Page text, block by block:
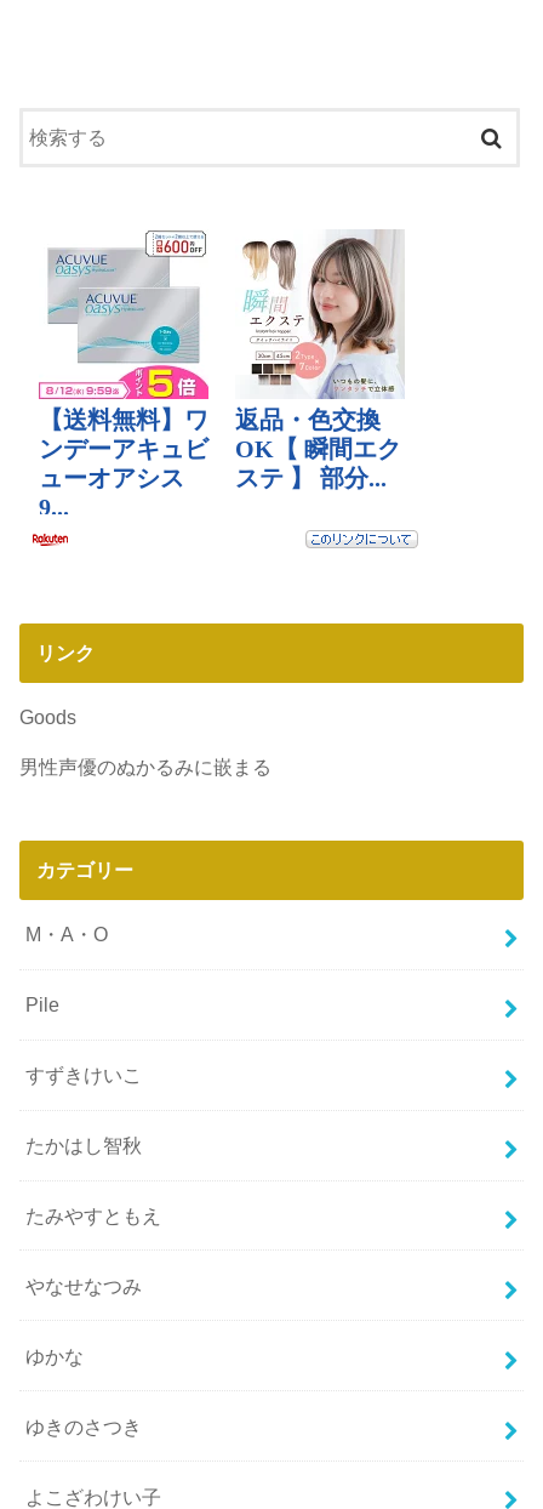
リンク
Goods
男性声優のぬかるみに嵌まる
カテゴリー
M・A・O
Pile
すずきけいこ
たかはし智秋
たみやすともえ
やなせなつみ
ゆかな
ゆきのさつき
よこざわけい子